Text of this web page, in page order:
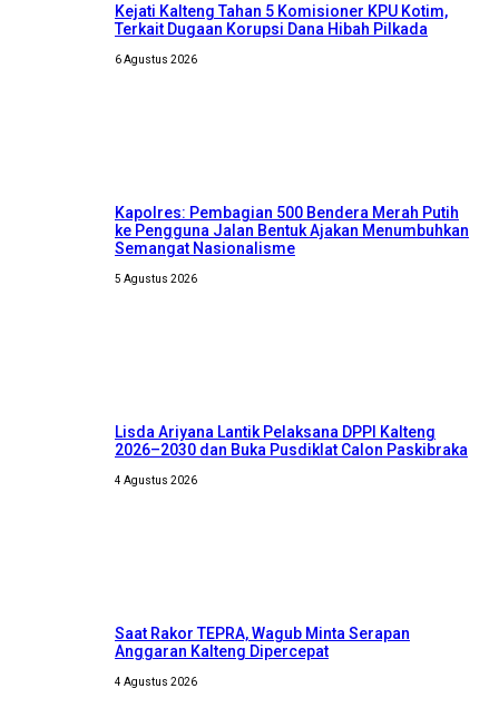
Kejati Kalteng Tahan 5 Komisioner KPU Kotim,
Terkait Dugaan Korupsi Dana Hibah Pilkada
6 Agustus 2026
Kapolres: Pembagian 500 Bendera Merah Putih
ke Pengguna Jalan Bentuk Ajakan Menumbuhkan
Semangat Nasionalisme
5 Agustus 2026
Lisda Ariyana Lantik Pelaksana DPPI Kalteng
2026–2030 dan Buka Pusdiklat Calon Paskibraka
4 Agustus 2026
Saat Rakor TEPRA, Wagub Minta Serapan
Anggaran Kalteng Dipercepat
4 Agustus 2026